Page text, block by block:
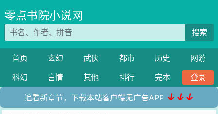
零点书院小说网
搜索
首页 玄幻 武侠 都市 历史
网游
科幻
言情 其他 排行 完本 登录
追看新章节，下载本站客户端无广告APP ↓↓↓